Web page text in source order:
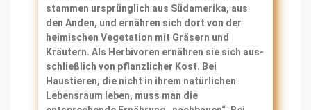
stammen ursprünglich aus Südamerika, aus
den Anden, und ernähren sich dort von der
heimischen Vegetation mit Gräsern und
Kräutern. Als Herbivoren ernähren sie sich aus-
schließlich von pflanzlicher Kost. Bei
Haustieren, die nicht in ihrem natürlichen
Lebensraum leben, muss man die